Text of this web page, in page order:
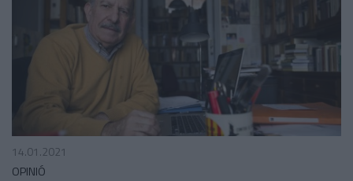
14.01.2021
OPINIÓ